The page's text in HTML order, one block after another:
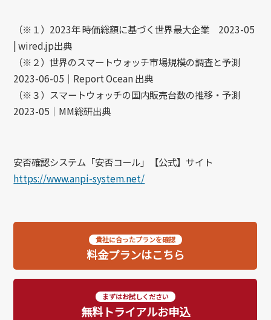
（※１）2023年 時価総額に基づく世界最大企業 2023-05
| wired.jp出典
（※２）世界のスマートウォッチ市場規模の調査と予測
2023-06-05｜Report Ocean 出典
（※３）スマートウォッチの国内販売台数の推移・予測
2023-05｜MM総研出典
安否確認システム「安否コール」【公式】サイト
https://www.anpi-system.net/
貴社に合ったプランを確認
料金プランはこちら
まずはお試しください
無料トライアルお申込